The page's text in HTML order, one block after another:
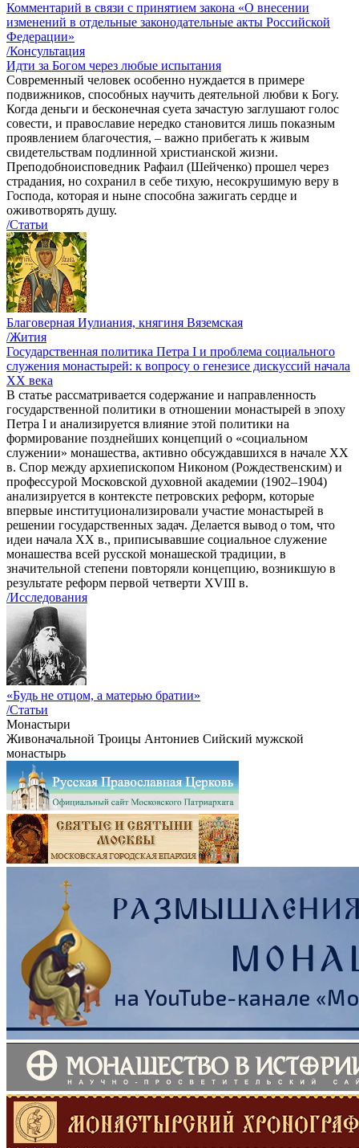
Комментарий в связи с принятием закона «О внесении
изменений в отдельные законодательные акты Российской
Федерации»
/Консультация
Идти за Богом через любые испытания
Современный человек особенно нуждается в примере
подвижников, способных научить деятельной любви к Богу.
Когда деньги и бесконечная суета зачастую заглушают голос
совести, и православие нередко становится лишь показным
проявлением благочестия, – важно прибегать к живым
свидетельствам подлинной христианской жизни.
Преподобноисповедник Рафаил (Шейченко) прошел через
страдания, но сохранил в себе тихую, несокрушимую веру в
Господа, которая и ныне способна зажигать сердце и
оживотворять душу.
/Статьи
Благоверная Иулиания, княгиня Вяземская
/Жития
Государственная политика Петра I и проблема социального
служения монастырей: к вопросу о генезисе дискуссий начала
ХХ века
В статье рассматривается содержание и направленность
государственной политики в отношении монастырей в эпоху
Петра I и анализируется влияние этой политики на
формирование позднейших концепций о «социальном
служении» монашества, активно обсуждавшихся в начале XX
в. Спор между архиепископом Никоном (Рождественским) и
профессурой Московской духовной академии (1902–1904)
анализируется в контексте петровских реформ, которые
впервые институционализировали участие монастырей в
решении государственных задач. Делается вывод о том, что
идеи начала ХХ в., приписывавшие социальное служение
монашества всей русской монашеской традиции, в
значительной степени повторяли концепцию, возникшую в
результате реформ первой четверти XVIII в.
/Исследования
«Будь не отцом, а матерью братии»
/Статьи
Монастыри
Живоначальной Троицы Антониев Сийский мужской
монастырь